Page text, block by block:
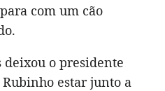
com um cão
deixou o presidente
estar junto a